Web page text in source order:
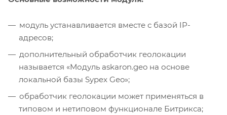
модуль устанавливается вместе с базой IP-
адресов;
дополнительный обработчик геолокации
называется «Модуль askaron.geo на основе
локальной базы Sypex Geo»;
обработчик геолокации может применяться в
типовом и нетиповом функционале Битрикса;